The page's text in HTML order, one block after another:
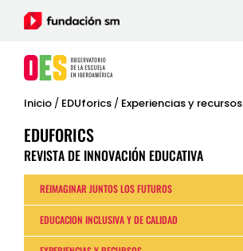
Inicio / EDUforics / Experiencias y recursos
EDUFORICS
REVISTA DE INNOVACIÓN EDUCATIVA
REIMAGINAR JUNTOS LOS FUTUROS
EDUCACIÓN INCLUSIVA Y DE CALIDAD